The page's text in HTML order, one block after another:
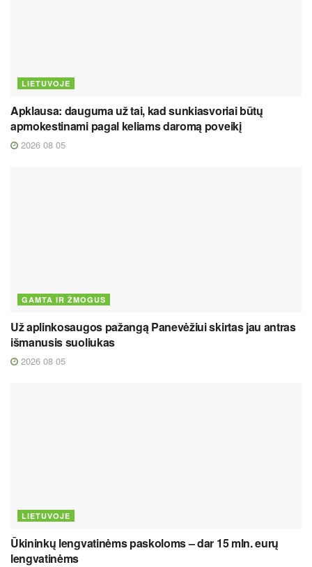
LIETUVOJE
Apklausa: dauguma už tai, kad sunkiasvoriai būtų
apmokestinami pagal keliams daromą poveikį
2026 08 05
GAMTA IR ŽMOGUS
Už aplinkosaugos pažangą Panevėžiui skirtas jau antras
išmanusis suoliukas
2026 08 05
LIETUVOJE
Ūkininkų lengvatinėms paskoloms – dar 15 mln. eurų
lengvatinėms